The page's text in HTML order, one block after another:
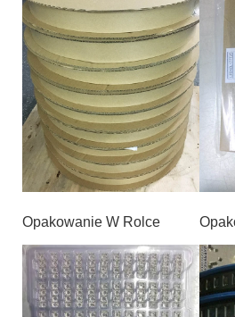
Opakowanie W Rolce